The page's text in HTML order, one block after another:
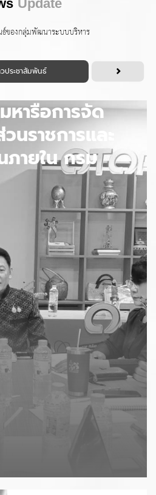
Update
ของกลุ่มพัฒนาระบบบริหาร
ประชาสัมพันธ์
หารือการจัด
นราชการและ
ภายใน กรม
มชน